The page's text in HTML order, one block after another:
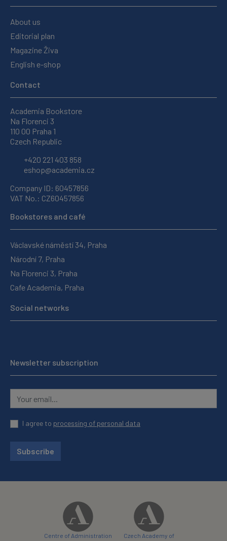
About us
Editorial plan
Magazine Živa
English e-shop
Contact
Academia Bookstore
Na Florenci 3
110 00 Praha 1
Czech Republic
+420 221 403 858
eshop@academia.cz
Company ID: 60457856
VAT No.: CZ60457856
Bookstores and café
Václavské náměstí 34, Praha
Národní 7, Praha
Na Florenci 3, Praha
Cafe Academia, Praha
Social networks
Newsletter subscription
I agree to processing of personal data
Subscribe
Centre of Administration
Czech Academy of